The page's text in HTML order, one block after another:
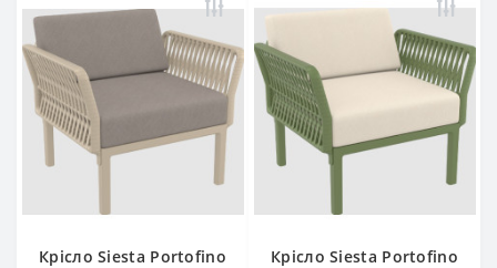
Крісло Siesta Portofino
Крісло Siesta Portofino